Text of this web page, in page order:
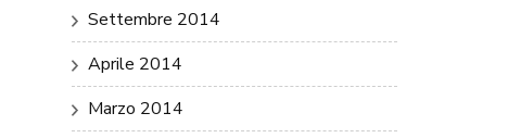
Settembre 2014
Aprile 2014
Marzo 2014